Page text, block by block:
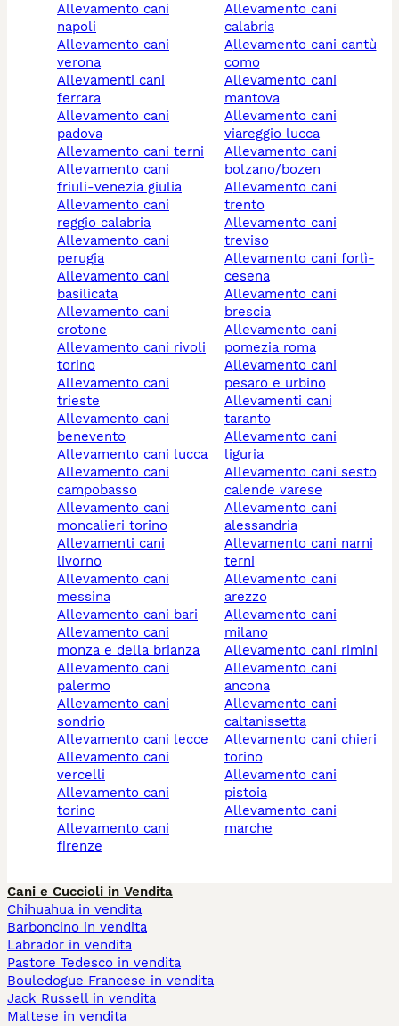
allevamento cani
napoli
allevamento cani
verona
allevamenti cani
ferrara
allevamento cani
padova
allevamento cani terni
allevamento cani
friuli-venezia giulia
allevamento cani
reggio calabria
allevamento cani
perugia
allevamento cani
basilicata
allevamento cani
crotone
allevamento cani rivoli
torino
allevamento cani
trieste
allevamento cani
benevento
allevamento cani lucca
allevamento cani
campobasso
allevamento cani
moncalieri torino
allevamenti cani
livorno
allevamento cani
messina
allevamento cani bari
allevamento cani
monza e della brianza
allevamento cani
palermo
allevamento cani
sondrio
allevamento cani lecce
allevamento cani
vercelli
allevamento cani
torino
allevamento cani
firenze
allevamento cani
calabria
allevamento cani cantù
como
allevamento cani
mantova
allevamento cani
viareggio lucca
allevamento cani
bolzano/bozen
allevamento cani
trento
allevamento cani
treviso
allevamento cani forlì-
cesena
allevamento cani
brescia
allevamento cani
pomezia roma
allevamento cani
pesaro e urbino
allevamenti cani
taranto
allevamento cani
liguria
allevamento cani sesto
calende varese
allevamento cani
alessandria
allevamento cani narni
terni
allevamento cani
arezzo
allevamento cani
milano
allevamento cani rimini
allevamento cani
ancona
allevamento cani
caltanissetta
allevamento cani chieri
torino
allevamento cani
pistoia
allevamento cani
marche
Cani e Cuccioli in Vendita
Chihuahua in vendita
Barboncino in vendita
Labrador in vendita
Pastore Tedesco in vendita
Bouledogue Francese in vendita
Jack Russell in vendita
Maltese in vendita